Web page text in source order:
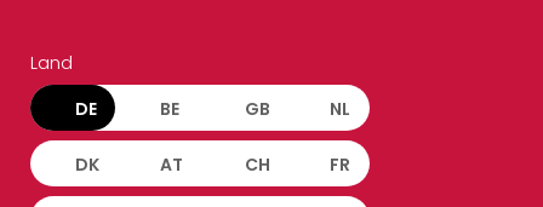
Land
DE BE GB NL
DK AT CH FR